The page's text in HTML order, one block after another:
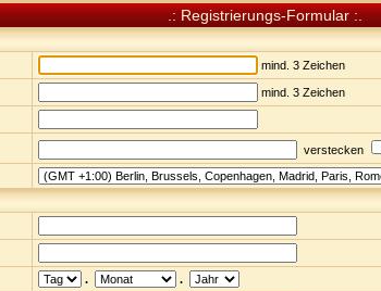
.: Registrierungs-Formular :.
mind. 3 Zeichen
mind. 3 Zeichen
verstecken
.
.